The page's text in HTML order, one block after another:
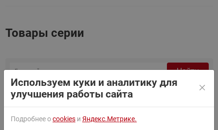
Товары серии
Найти
Сортировать по: По умолчанию
Используем куки и аналитику для
улучшения работы сайта
Подробнее оcookies и Яндекс.Метрике.